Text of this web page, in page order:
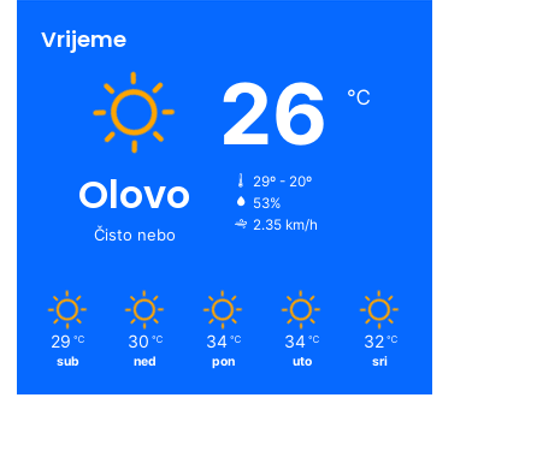
Vrijeme
Olovo
Čisto nebo
26 ℃
29º - 20º
53%
2.35 km/h
29 ℃
sub
30 ℃
ned
34 ℃
pon
34 ℃
uto
32 ℃
sri